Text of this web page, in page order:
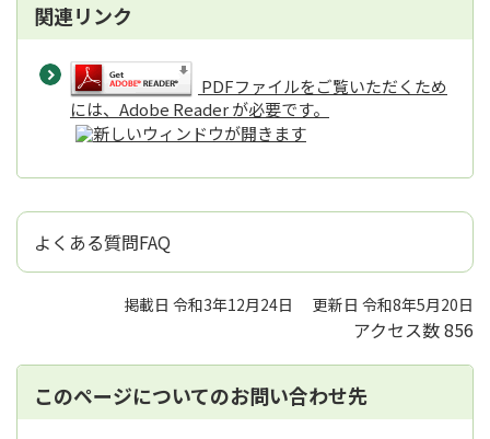
関連リンク
PDFファイルをご覧いただくため
には、Adobe Reader が必要です。
よくある質問FAQ
掲載日 令和3年12月24日 更新日 令和8年5月20日
アクセス数856
このページについてのお問い合わせ先